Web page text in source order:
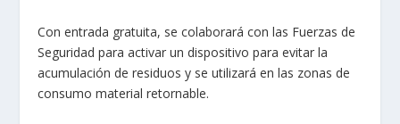
Con entrada gratuita, se colaborará con las Fuerzas de
Seguridad para activar un dispositivo para evitar la
acumulación de residuos y se utilizará en las zonas de
consumo material retornable.